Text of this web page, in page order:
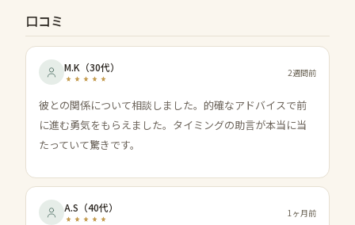
口コミ
M.K （30代） 2週間前
彼との関係について相談しました。的確なアドバイスで前
に進む勇気をもらえました。タイミングの助言が本当に当
たっていて驚きです。
A.S （40代） 1ヶ月前